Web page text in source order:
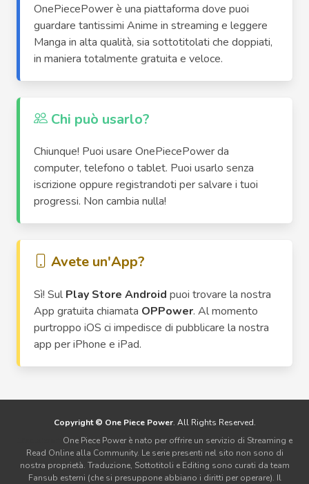
OnePiecePower è una piattaforma dove puoi
guardare tantissimi Anime in streaming e leggere
Manga in alta qualità, sia sottotitolati che doppiati,
in maniera totalmente gratuita e veloce.
Chi può usarlo?
Chiunque! Puoi usare OnePiecePower da
computer, telefono o tablet. Puoi usarlo senza
iscrizione oppure registrandoti per salvare i tuoi
progressi. Non cambia nulla!
Avete un'App?
Sì! Sul Play Store Android puoi trovare la nostra
App gratuita chiamata OPPower. Al momento
purtroppo iOS ci impedisce di pubblicare la nostra
app per iPhone e iPad.
Copyright © One Piece Power. All Rights Reserved.
One Piece Power è nato per offrire un servizio di Streaming e
Read Online alla Community. Le serie presenti nel sito non sono di
nostra proprietà. Traduzione, Sottotitoli e Editing sono curati da team
Fansub esterni (che si presuppone abbiano i diritti per operare). Il